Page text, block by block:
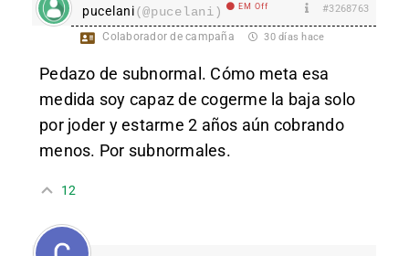
pucelani(@pucelani) EM Off #3268763
Colaborador de campaña 30 días hace
Pedazo de subnormal. Cómo meta esa
medida soy capaz de cogerme la baja solo
por joder y estarme 2 años aún cobrando
menos. Por subnormales.
12